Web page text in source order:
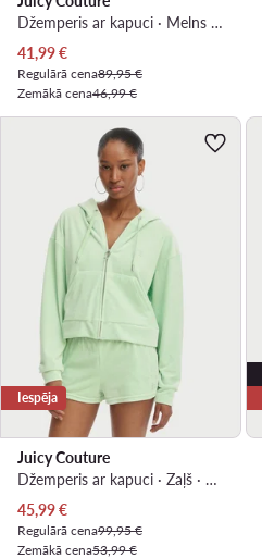
Džemperis ar kapuci · Melns · Slim Fit
Pašreizējā cena
41,99€
Regulārā cena89,95 €
Zemākā cena46,99 €
Iespēja
Juicy Couture
Džemperis ar kapuci · Zaļš · Oversize
Pašreizējā cena
45,99€
Regulārā cena99,95 €
Zemākā cena53,99 €